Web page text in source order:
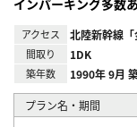
アクセス 北陸新幹線
間取り 1DK
築年数 1990年 9月
プラン名・期間